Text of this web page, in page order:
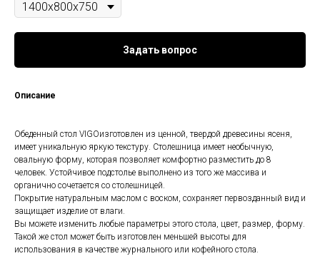
Задать вопрос
Описание
Обеденный стол VIGOизготовлен из ценной, твердой древесины ясеня,
имеет уникальную яркую текстуру. Столешница имеет необычную,
овальную форму, которая позволяет комфортно разместить до 8
человек. Устойчивое подстолье выполнено из того же массива и
органично сочетается со столешницей.
Покрытие натуральным маслом с воском, сохраняет первозданный вид и
защищает изделие от влаги.
Вы можете изменить любые параметры этого стола, цвет, размер, форму.
Такой же стол может быть изготовлен меньшей высоты для
использования в качестве журнального или кофейного стола.